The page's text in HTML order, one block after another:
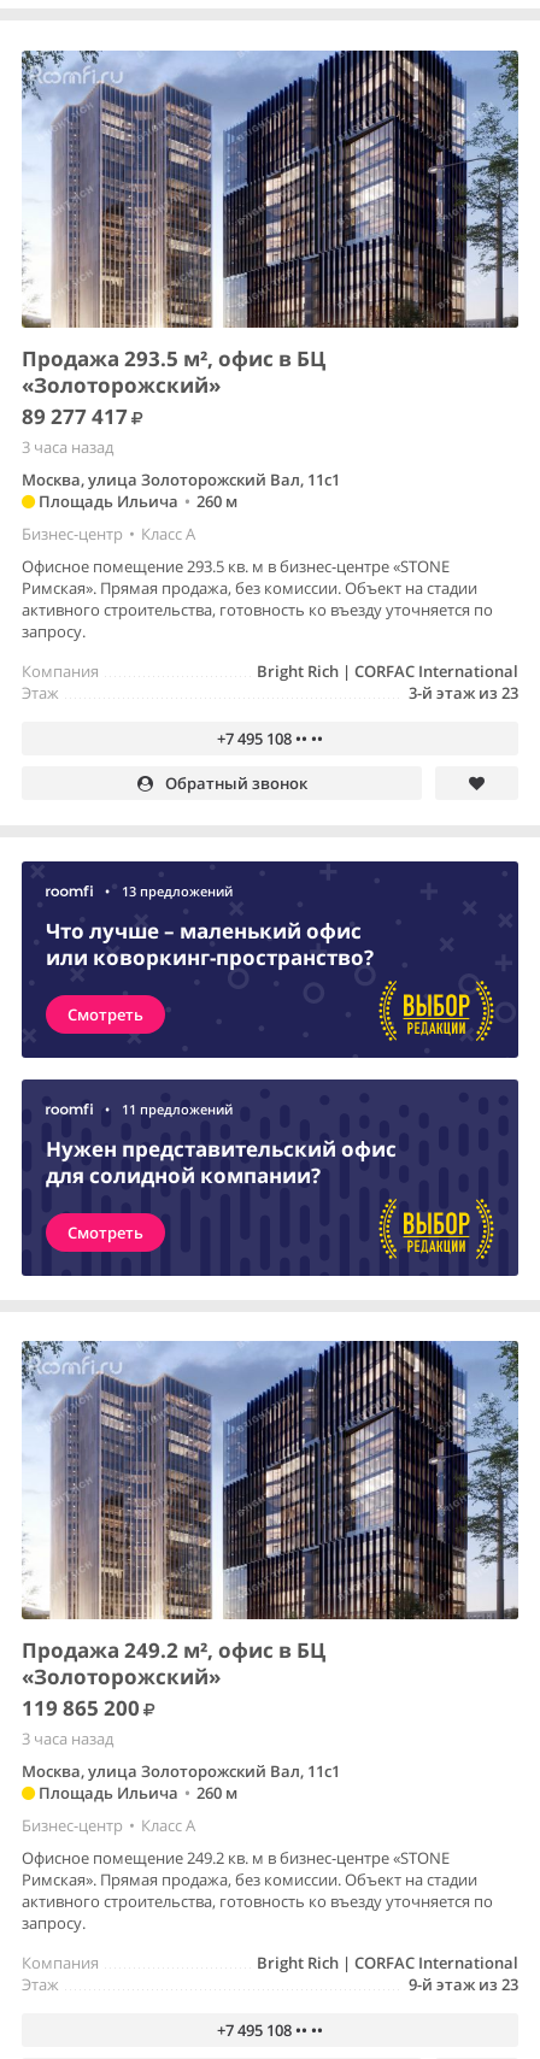
Продажа 293.5 м², офис в БЦ
«Золоторожский»
89 277 417
3 часа назад
Москва, улица Золоторожский Вал, 11с1
Площадь Ильича • 260 м
Бизнес-центр • Класс A
Офисное помещение 293.5 кв. м в бизнес-центре «STONE
Римская». Прямая продажа, без комиссии. Объект на стадии
активного строительства, готовность ко въезду уточняется по
запросу.
Bright Rich | CORFAC International
Компания
3-й этаж из 23
Этаж
+7 495 108 •• ••
Обратный звонок
• 13 предложений
Что лучше – маленький офис
или коворкинг-пространство?
Смотреть
• 11 предложений
Нужен представительский офис
для солидной компании?
Смотреть
Продажа 249.2 м², офис в БЦ
«Золоторожский»
119 865 200
3 часа назад
Москва, улица Золоторожский Вал, 11с1
Площадь Ильича • 260 м
Бизнес-центр • Класс A
Офисное помещение 249.2 кв. м в бизнес-центре «STONE
Римская». Прямая продажа, без комиссии. Объект на стадии
активного строительства, готовность ко въезду уточняется по
запросу.
Bright Rich | CORFAC International
Компания
9-й этаж из 23
Этаж
+7 495 108 •• ••